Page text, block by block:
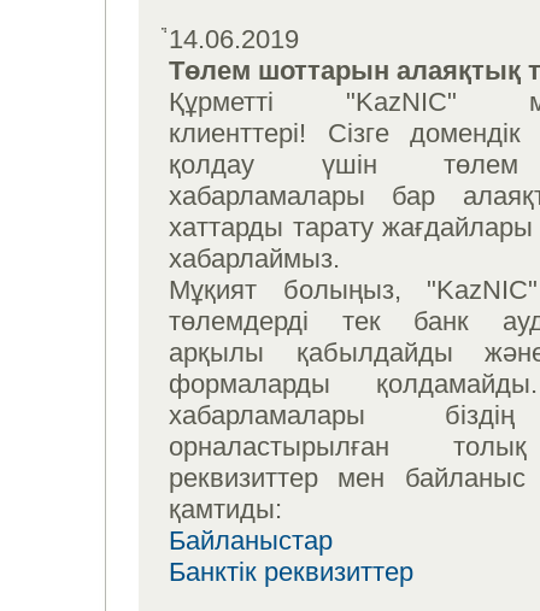
14.06.2019
Төлем шоттарын алаяқтық
Құрметті "KazNIC"
клиенттері! Сізге
қолдау үшін төлем
хабарламалары бар
хаттарды тарату жағдайлары
хабарлаймыз.
Мұқият болыңыз,
төлемдерді тек банк
арқылы қабылдайды
формаларды
хабарламалары
орналастырылған
реквизиттер мен байланыс
қамтиды:
Байланыстар
Банктік реквизиттер